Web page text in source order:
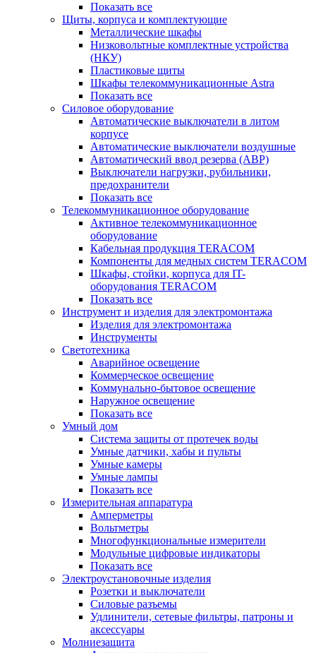
Показать все
Щиты, корпуса и комплектующие
Металлические шкафы
Низковольтные комплектные устройства
(НКУ)
Пластиковые щиты
Шкафы телекоммуникационные Astra
Показать все
Силовое оборудование
Автоматические выключатели в литом
корпусе
Автоматические выключатели воздушные
Автоматический ввод резерва (АВР)
Выключатели нагрузки, рубильники,
предохранители
Показать все
Телекоммуникационное оборудование
Активное телекоммуникационное
оборудование
Кабельная продукция TERACOM
Компоненты для медных систем TERACOM
Шкафы, стойки, корпуса для IT-
оборудования TERACOM
Показать все
Инструмент и изделия для электромонтажа
Изделия для электромонтажа
Инструменты
Светотехника
Аварийное освещение
Коммерческое освещение
Коммунально-бытовое освещение
Наружное освещение
Показать все
Умный дом
Система защиты от протечек воды
Умные датчики, хабы и пульты
Умные камеры
Умные лампы
Показать все
Измерительная аппаратура
Амперметры
Вольтметры
Многофункциональные измерители
Модульные цифровые индикаторы
Показать все
Электроустановочные изделия
Розетки и выключатели
Силовые разъемы
Удлинители, сетевые фильтры, патроны и
аксессуары
Молниезащита